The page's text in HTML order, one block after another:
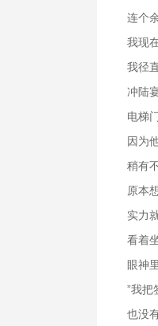
连个
我现
我径
冲陆
电梯
因为
稍有
原本
实力
看着
眼神
”我把
也没